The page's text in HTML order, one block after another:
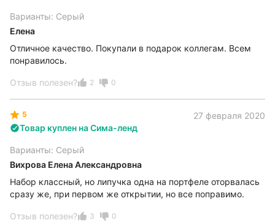
Варианты: Серый
Елена
Отличное качество. Покупали в подарок коллегам. Всем
понравилось.
Отзыв полезен? 2 0
5
27 февраля 2020
Товар куплен на Сима-ленд
Варианты: Серый
Вихрова Елена Александровна
Набор классный, но липучка одна на портфеле оторвалась
сразу же, при первом же открытии, но все поправимо.
Отзыв полезен? 3 0